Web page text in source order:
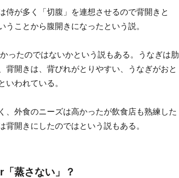
侍が多く「切腹」を連想させるので背開きと
ことから腹開きになったという説。
ったのではないかという説もある。うなぎは肋
開きは、背びれがとりやすい、うなぎがおと
いわれている。
、外食のニーズは高かったが飲食店も熟練した
開きにしたのではという説もある。
蒸さない」？